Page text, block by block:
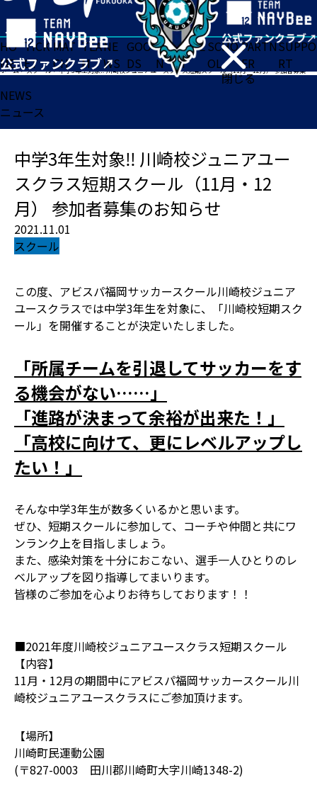
閉じる
HO
ME
TICK
ET
MAT
CH
TEA
M
NE
WS
GOO
DS
FA
N
ACADE
MY
SCHO
OL
PARTN
ER
SUPPO
RT
ホーム>スクール>中学3年生対象‼ 川崎校ジュニアユースクラス短期スクール（11月・12月） 参加者募集のお知らせ
NEWS
ニュース
中学3年生対象‼ 川崎校ジュニアユー
スクラス短期スクール（11月・12
月） 参加者募集のお知らせ
2021.11.01
スクール
この度、アビスパ福岡サッカースクール川崎校ジュニア
ユースクラスでは中学3年生を対象に、「川崎校短期スク
ール」を開催することが決定いたしました。
「所属チームを引退してサッカーをす
る機会がない……」
「進路が決まって余裕が出来た！」
「高校に向けて、更にレベルアップし
たい！」
そんな中学3年生が数多くいるかと思います。
ぜひ、短期スクールに参加して、コーチや仲間と共にワ
ンランク上を目指しましょう。
また、感染対策を十分におこない、選手一人ひとりのレ
ベルアップを図り指導してまいります。
皆様のご参加を心よりお待ちしております！！
■2021年度川崎校ジュニアユースクラス短期スクール
【内容】
11月・12月の期間中にアビスパ福岡サッカースクール川
崎校ジュニアユースクラスにご参加頂けます。
【場所】
川崎町民運動公園
(〒827-0003 田川郡川崎町大字川崎1348-2)